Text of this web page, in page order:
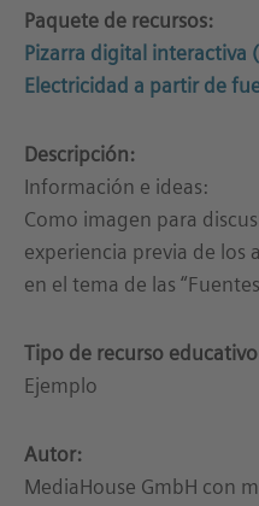
Paquete de recursos:
Pizarra digital interactiva
Electricidad a partir de
Descripción:
Información e ideas:
Como imagen para
experiencia previa de los
en el tema de las
Tipo de recurso
Ejemplo
Autor:
MediaHouse GmbH con